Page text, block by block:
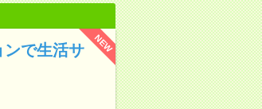
NEW
で生活サ